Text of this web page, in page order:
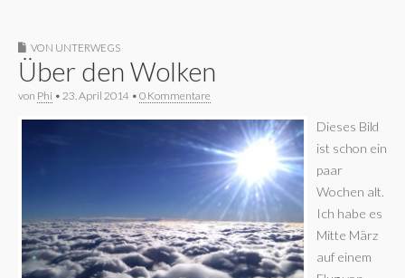
VON UNTERWEGS
Über den Wolken
von Phi • 23. April 2014 • 0 Kommentare
Dieses Bild
ist schon ein
paar
Wochen alt.
Ich habe es
Mitte März
auf einem